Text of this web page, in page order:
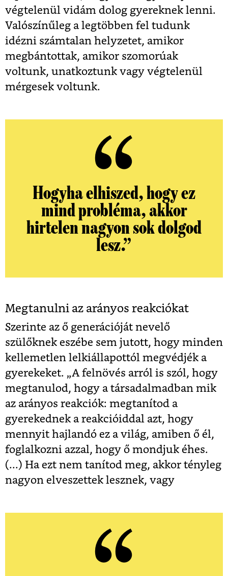
végtelenül vidám dolog gyereknek lenni.
Valószínűleg a legtöbben fel tudunk
idézni számtalan helyzetet, amikor
megbántottak, amikor szomorúak
voltunk, unatkoztunk vagy végtelenül
mérgesek voltunk.
Hogyha elhiszed, hogy ez
mind probléma, akkor
hirtelen nagyon sok dolgod
lesz.”
Megtanulni az arányos reakciókat
Szerinte az ő generációját nevelő
szülőknek eszébe sem jutott, hogy minden
kellemetlen lelkiállapottól megvédjék a
gyerekeket. „A felnövés arról is szól, hogy
megtanulod, hogy a társadalmadban mik
az arányos reakciók: megtanítod a
gyerekednek a reakcióiddal azt, hogy
mennyit hajlandó ez a világ, amiben ő él,
foglalkozni azzal, hogy ő mondjuk éhes.
(...) Ha ezt nem tanítod meg, akkor tényleg
nagyon elveszettek lesznek, vagy